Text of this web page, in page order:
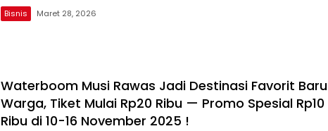
Bisnis Maret 28, 2026
Waterboom Musi Rawas Jadi Destinasi Favorit Baru
Warga, Tiket Mulai Rp20 Ribu — Promo Spesial Rp10
Ribu di 10-16 November 2025 !